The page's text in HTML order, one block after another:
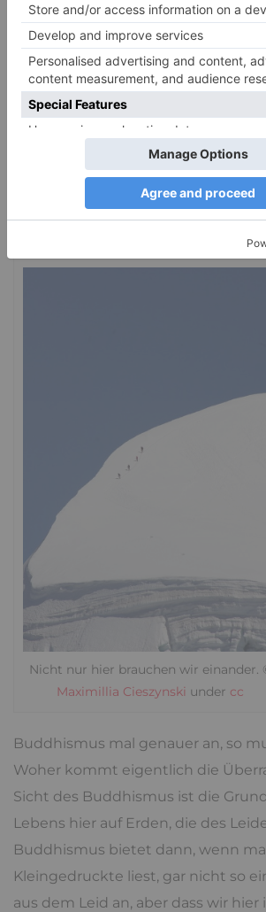
Kapital Delta schreibt. Dazu
Eurozentrismus und Kolonialismus
und wie immer man das findet, mit
gewinnt man inzwischen keine
Irgendwas muss sich ziemlich
Nicht nur hier brauchen wir einander.
Maximillia Cieszynski under cc
Buddhismus mal genauer an, so
Woher kommt eigentlich die
Sicht des Buddhismus ist die
Lebens hier auf Erden, die des
Buddhismus bietet dann, wenn
Kleingedruckte liest, gar nicht so
aus dem Leid an, aber dass wir